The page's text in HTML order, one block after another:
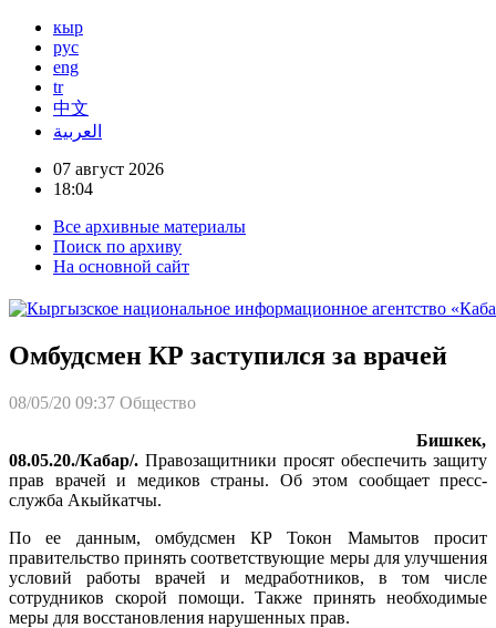
кыр
рус
eng
tr
中文
العربية
07 август 2026
18:04
Все архивные материалы
Поиск по архиву
На основной сайт
Омбудсмен КР заступился за врачей
08/05/20 09:37 Общество
Бишкек,
08.05.20./Кабар/. Правозащитники просят обеспечить защиту
прав врачей и медиков страны. Об этом сообщает пресс-
служба Акыйкатчы.
По ее данным, омбудсмен КР Токон Мамытов просит
правительство принять соответствующие меры для улучшения
условий работы врачей и медработников, в том числе
сотрудников скорой помощи. Также принять необходимые
меры для восстановления нарушенных прав.